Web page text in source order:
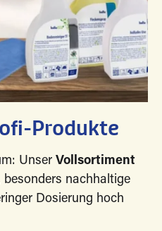
Produkte
Unser Vollsortiment
nachhaltige
Dosierung hoch